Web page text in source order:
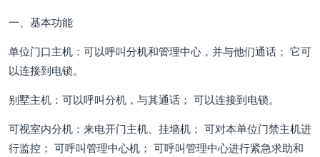
一、基本功能
单位门口主机：可以呼叫分机和管理中心，并与他们通话； 它可
以连接到电锁。
别墅主机：可以呼叫分机，与其通话； 可以连接到电锁。
可视室内分机：来电开门主机、挂墙机； 可对本单位门禁主机进
行监控； 可呼叫管理中心机； 可呼叫管理中心进行紧急求助和